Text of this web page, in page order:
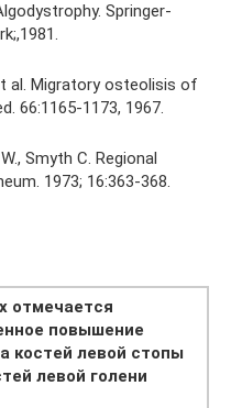
Springer-
al. Migratory osteolisis of
66:1165-1173, 1967.
Smyth C. Regional
1973; 16:363-368.
отмечается
повышение
костей левой стопы
левой голени